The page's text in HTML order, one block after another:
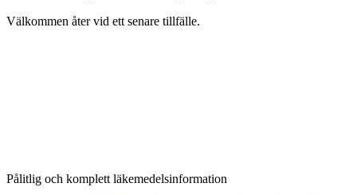
Välkommen åter vid ett senare tillfälle.
Pålitlig och komplett läkemedelsinformation